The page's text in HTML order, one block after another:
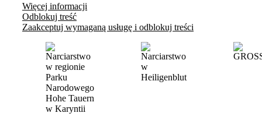
Więcej informacji
Odblokuj treść
Zaakceptuj wymaganą usługę i odblokuj treści